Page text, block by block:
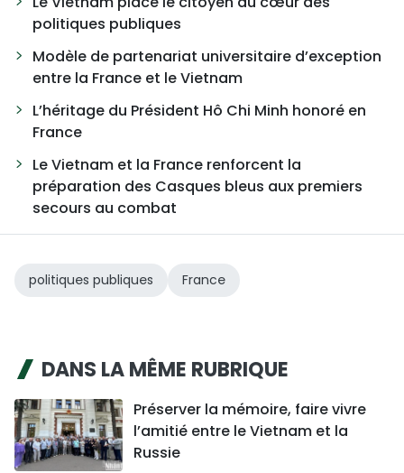
politiques publiques
Modèle de partenariat universitaire d’exception
entre la France et le Vietnam
L’héritage du Président Hô Chi Minh honoré en
France
Le Vietnam et la France renforcent la
préparation des Casques bleus aux premiers
secours au combat
politiques publiques France
DANS LA MÊME RUBRIQUE
Préserver la mémoire, faire vivre
l’amitié entre le Vietnam et la
Russie